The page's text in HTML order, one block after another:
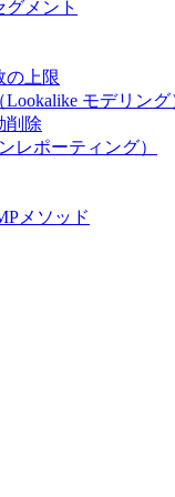
メント
の上限
モデリン
削除
レポーティング）
メソッド